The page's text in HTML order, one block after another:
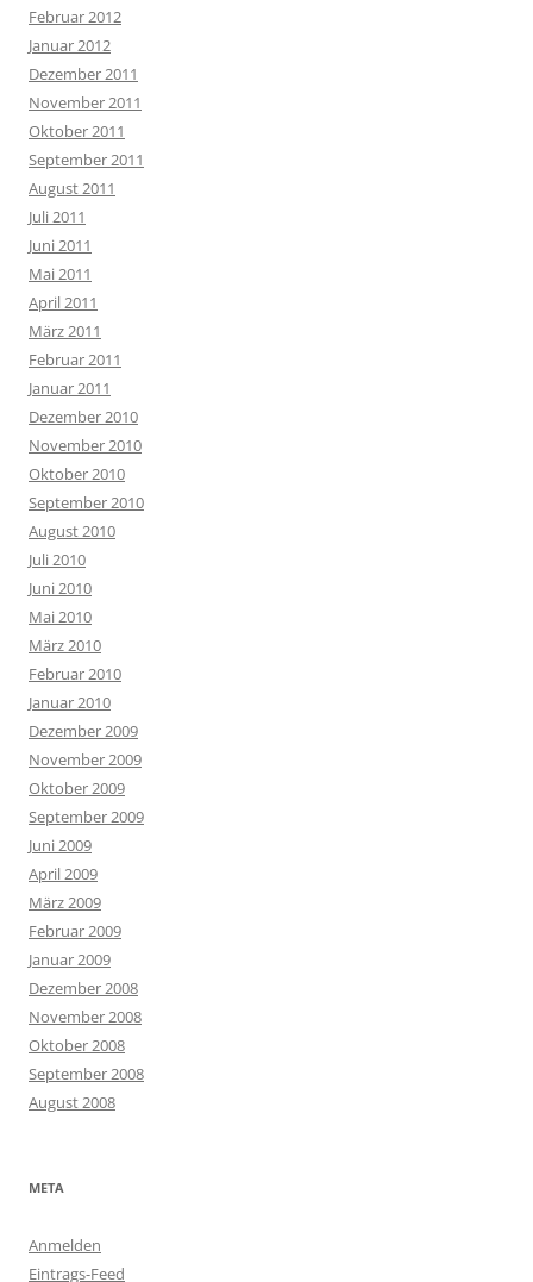
Februar 2012
Januar 2012
Dezember 2011
November 2011
Oktober 2011
September 2011
August 2011
Juli 2011
Juni 2011
Mai 2011
April 2011
März 2011
Februar 2011
Januar 2011
Dezember 2010
November 2010
Oktober 2010
September 2010
August 2010
Juli 2010
Juni 2010
Mai 2010
März 2010
Februar 2010
Januar 2010
Dezember 2009
November 2009
Oktober 2009
September 2009
Juni 2009
April 2009
März 2009
Februar 2009
Januar 2009
Dezember 2008
November 2008
Oktober 2008
September 2008
August 2008
META
Anmelden
Eintrags-Feed